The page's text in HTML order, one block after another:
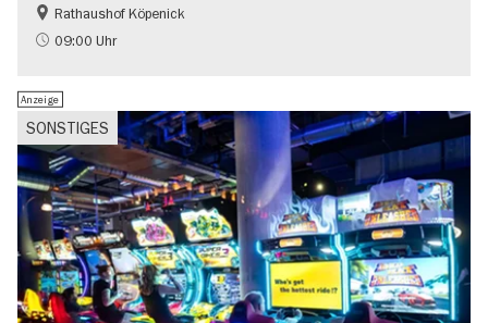
Geschichte
Going local Berlin
Rathaushof Köpenick
09:00 Uhr
SONSTIGES
Anzeige